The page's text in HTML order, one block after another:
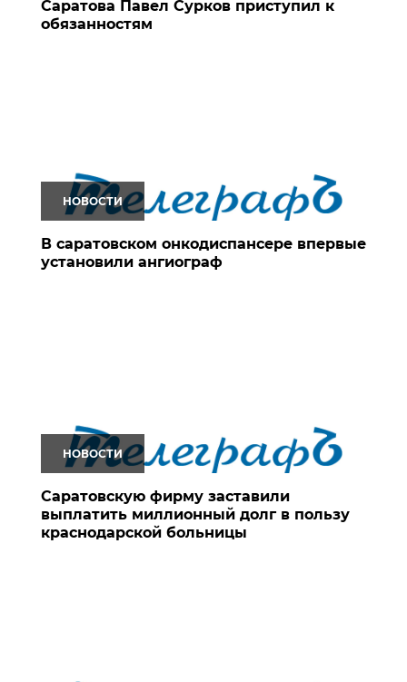
Саратова Павел Сурков приступил к
обязанностям
НОВОСТИ
В саратовском онкодиспансере впервые
установили ангиограф
НОВОСТИ
Саратовскую фирму заставили
выплатить миллионный долг в пользу
краснодарской больницы